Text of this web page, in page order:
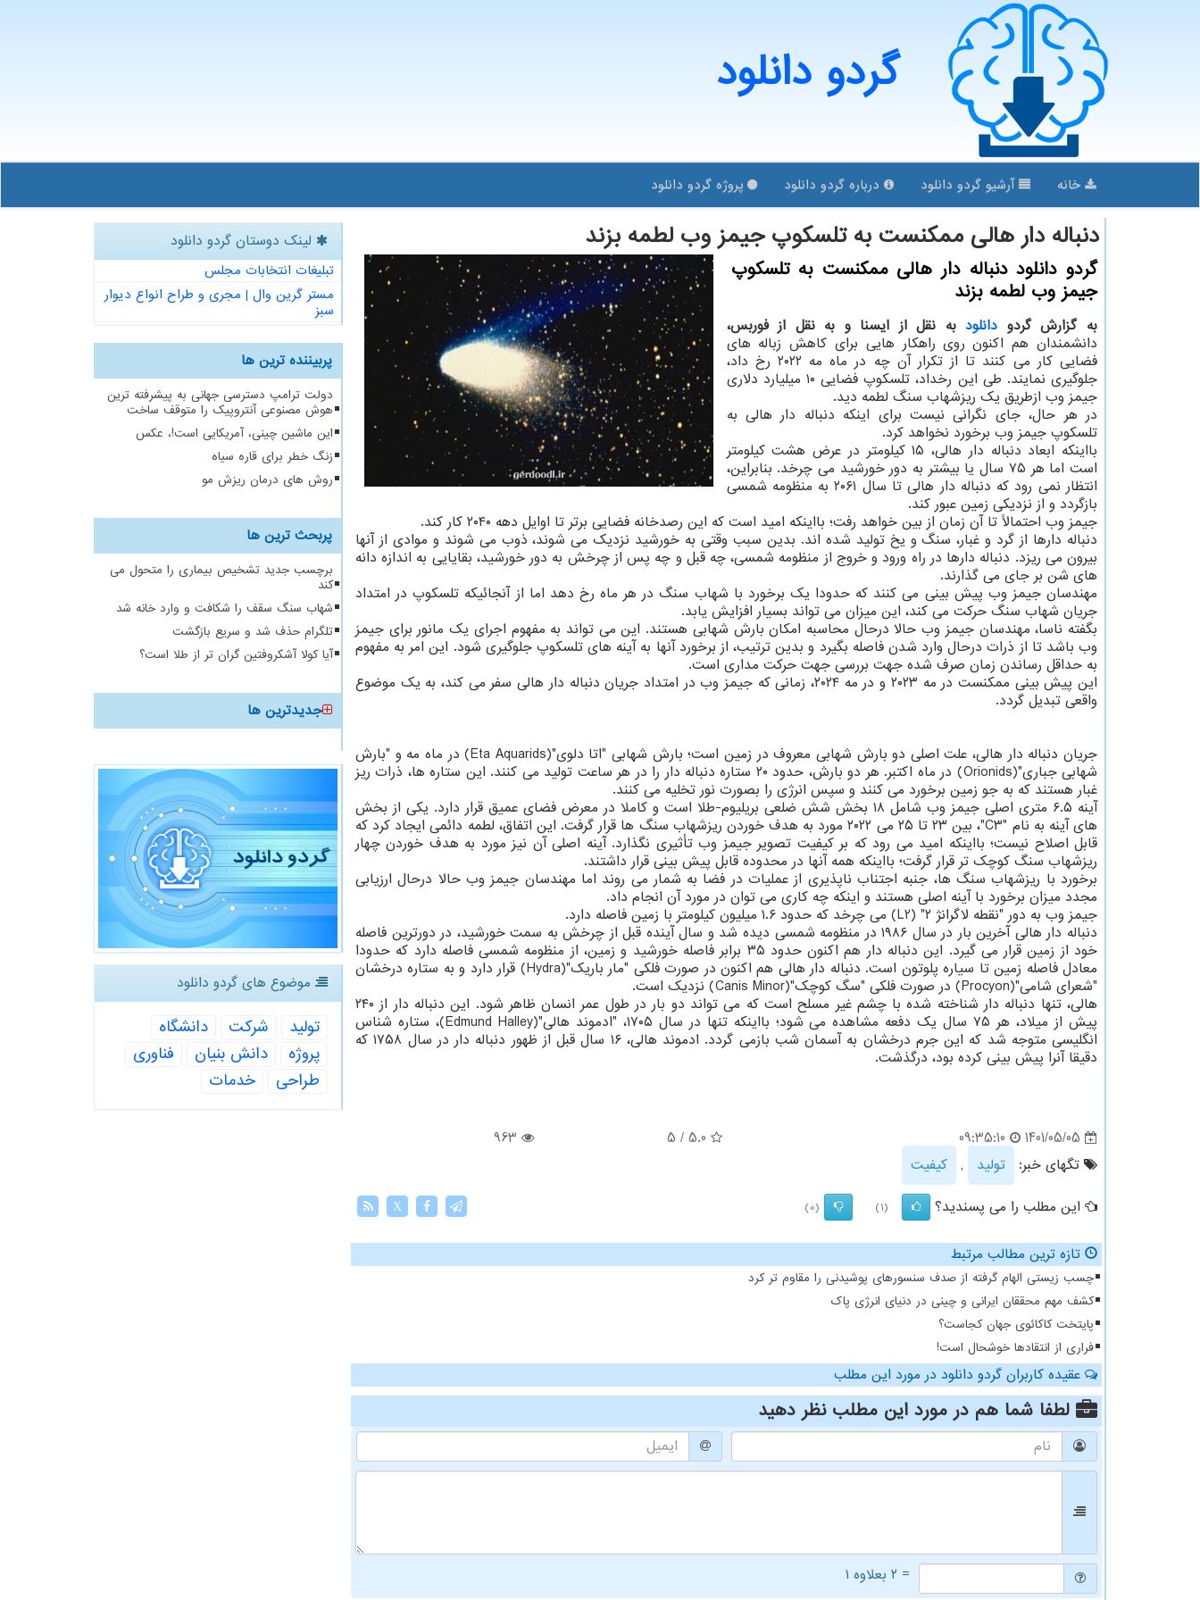
گردو دانلود
خانه آرشیو گردو دانلود درباره گردو دانلود پروژه گردو دانلود
دنباله دار هالی ممکنست به تلسکوپ جیمز وب لطمه بزند
گردو دانلود دنباله دار هالی ممکنست به تلسکوپ
جیمز وب لطمه بزند
به گزارش گردو دانلودبه نقل از ایسنا و به نقل از فوربس،
دانشمندان هم اکنون روی راهکار هایی برای کاهش زباله های
فضایی کار می کنند تا از تکرار آن چه در ماه مه ۲۰۲۲ رخ داد،
جلوگیری نمایند. طی این رخداد، تلسکوپ فضایی ۱۰ میلیارد دلاری
جیمز وب ازطریق یک ریزشهاب سنگ لطمه دید.
در هر حال، جای نگرانی نیست برای اینکه دنباله دار هالی به
تلسکوپ جیمز وب برخورد نخواهد کرد.
بااینکه ابعاد دنباله دار هالی، ۱۵ کیلومتر در عرض هشت کیلومتر
است اما هر ۷۵ سال یا بیشتر به دور خورشید می چرخد. بنابراین،
انتظار نمی رود که دنباله دار هالی تا سال ۲۰۶۱ به منظومه شمسی
بازگردد و از نزدیکی زمین عبور کند.
جیمز وب احتمالاً تا آن زمان از بین خواهد رفت؛ بااینکه امید است که این رصدخانه فضایی برتر تا اوایل دهه ۲۰۴۰ کار کند.
دنباله دارها از گرد و غبار، سنگ و یخ تولید شده اند. بدین سبب وقتی به خورشید نزدیک می شوند، ذوب می شوند و موادی از آنها
بیرون می ریزد. دنباله دارها در راه ورود و خروج از منظومه شمسی، چه قبل و چه پس از چرخش به دور خورشید، بقایایی به اندازه دانه
های شن بر جای می گذارند.
مهندسان جیمز وب پیش بینی می کنند که حدودا یک برخورد با شهاب سنگ در هر ماه رخ دهد اما از آنجائیکه تلسکوپ در امتداد
جریان شهاب سنگ حرکت می کند، این میزان می تواند بسیار افزایش یابد.
بگفته ناسا، مهندسان جیمز وب حالا درحال محاسبه امکان بارش شهابی هستند. این می تواند به مفهوم اجرای یک مانور برای جیمز
وب باشد تا از ذرات درحال وارد شدن فاصله بگیرد و بدین ترتیب، از برخورد آنها به آینه های تلسکوپ جلوگیری شود. این امر به مفهوم
به حداقل رساندن زمان صرف شده جهت بررسی جهت حرکت مداری است.
این پیش بینی ممکنست در مه ۲۰۲۳ و در مه ۲۰۲۴، زمانی که جیمز وب در امتداد جریان دنباله دار هالی سفر می کند، به یک موضوع
واقعی تبدیل گردد.
جریان دنباله دار هالی، علت اصلی دو بارش شهابی معروف در زمین است؛ بارش شهابی "اتا دلوی"(Eta Aquarids) در ماه مه و "بارش
شهابی جباری"(Orionids) در ماه اکتبر. هر دو بارش، حدود ۲۰ ستاره دنباله دار را در هر ساعت تولید می کنند. این ستاره ها، ذرات ریز
غبار هستند که به جو زمین برخورد می کنند و سپس انرژی را بصورت نور تخلیه می کنند.
آینه ۶.۵ متری اصلی جیمز وب شامل ۱۸ بخش شش ضلعی بریلیوم-طلا است و کاملا در معرض فضای عمیق قرار دارد. یکی از بخش
های آینه به نام "C۳"، بین ۲۳ تا ۲۵ می ۲۰۲۲ مورد به هدف خوردن ریزشهاب سنگ ها قرار گرفت. این اتفاق، لطمه دائمی ایجاد کرد که
قابل اصلاح نیست؛ بااینکه امید می رود که بر کیفیت تصویر جیمز وب تأثیری نگذارد. آینه اصلی آن نیز مورد به هدف خوردن چهار
ریزشهاب سنگ کوچک تر قرار گرفت؛ بااینکه همه آنها در محدوده قابل پیش بینی قرار داشتند.
برخورد با ریزشهاب سنگ ها، جنبه اجتناب ناپذیری از عملیات در فضا به شمار می روند اما مهندسان جیمز وب حالا درحال ارزیابی
مجدد میزان برخورد با آینه اصلی هستند و اینکه چه کاری می توان در مورد آن انجام داد.
جیمز وب به دور "نقطه لاگرانژ ۲" (L2) می چرخد که حدود ۱.۶ میلیون کیلومتر با زمین فاصله دارد.
دنباله دار هالی آخرین بار در سال ۱۹۸۶ در منظومه شمسی دیده شد و سال آینده قبل از چرخش به سمت خورشید، در دورترین فاصله
خود از زمین قرار می گیرد. این دنباله دار هم اکنون حدود ۳۵ برابر فاصله خورشید و زمین، از منظومه شمسی فاصله دارد که حدودا
معادل فاصله زمین تا سیاره پلوتون است. دنباله دار هالی هم اکنون در صورت فلکی "مار باریک"(Hydra) قرار دارد و به ستاره درخشان
"شعرای شامی"(Procyon) در صورت فلکی "سگ کوچک"(Canis Minor) نزدیک است.
هالی، تنها دنباله دار شناخته شده با چشم غیر مسلح است که می تواند دو بار در طول عمر انسان ظاهر شود. این دنباله دار از ۲۴۰
پیش از میلاد، هر ۷۵ سال یک دفعه مشاهده می شود؛ بااینکه تنها در سال ۱۷۰۵، "ادموند هالی"(Edmund Halley)، ستاره شناس
انگلیسی متوجه شد که این جرم درخشان به آسمان شب بازمی گردد. ادموند هالی، ۱۶ سال قبل از ظهور دنباله دار در سال ۱۷۵۸ که
دقیقا آنرا پیش بینی کرده بود، درگذشت.
1401/05/05
09:35:10
5.0
/
5
963
تگهای خبر:
تولید ,
كیفیت
این مطلب را می پسندید؟
(1)
(0)
X
تازه ترین مطالب مرتبط
چسب زیستی الهام گرفته از صدف سنسورهای پوشیدنی را مقاوم تر کرد
کشف مهم محققان ایرانی و چینی در دنیای انرژی پاک
پایتخت کاکائوی جهان کجاست؟
فراری از انتقادها خوشحال است!
عقیده کاربران گردو دانلود در مورد این مطلب
لطفا شما هم در مورد این مطلب نظر دهید
= ۲ بعلاوه ۱
لینک دوستان گردو دانلود
تبلیغات انتخابات مجلس
مستر گرین وال | مجری و طراح انواع دیوار
سبز
پربیننده ترین ها
دولت ترامپ دسترسی جهانی به پیشرفته ترین
هوش مصنوعی آنتروپیک را متوقف ساخت
این ماشین چینی، آمریکایی است!، عکس
زنگ خطر برای قاره سیاه
روش های درمان ریزش مو
پربحث ترین ها
برچسب جدید تشخیص بیماری را متحول می
کند
شهاب سنگ سقف را شکافت و وارد خانه شد
تلگرام حذف شد و سریع بازگشت
آیا کولا آشکروفتین گران تر از طلا است؟
جدیدترین ها
موضوع های گردو دانلود
تولید شركت
دانشگاه
پروژه
دانش بنیان
فناوری
طراحی
خدمات